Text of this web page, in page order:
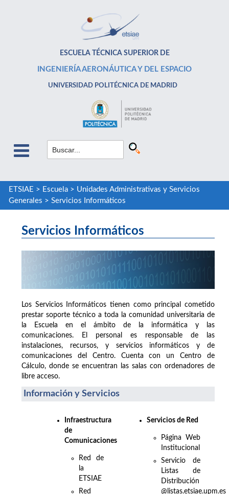
ESCUELA TÉCNICA SUPERIOR DE
INGENIERÍA AERONÁUTICA Y DEL ESPACIO
UNIVERSIDAD POLITÉCNICA DE MADRID
ETSIAE > Escuela> Unidades Administrativas y Servicios
Generales > Servicios Informáticos
Servicios Informáticos
Los Servicios Informáticos tienen como principal cometido
prestar soporte técnico a toda la comunidad universitaria de
la Escuela en el ámbito de la informática y las
comunicaciones. El personal es responsable de las
instalaciones, recursos, y servicios informáticos y de
comunicaciones del Centro. Cuenta con un Centro de
Cálculo, donde se encuentran las salas con ordenadores de
libre acceso.
Información y Servicios
Infraestructura
de
Comunicaciones
Red de
la
ETSIAE
Red
Servicios de Red
Página Web
Institucional
Servicio de
Listas de
Distribución
@listas.etsiae.upm.es